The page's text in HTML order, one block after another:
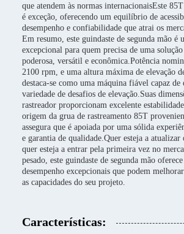
que atendem às normas internacionaisEste
é exceção, oferecendo um equilíbrio de
desempenho e confiabilidade que atrai os
Em resumo, este guindaste de segunda mão é
excepcional para quem precisa de uma
poderosa, versátil e econômica.Potência
2100 rpm, e uma altura máxima de elevação
destaca-se como uma máquina fiável capaz de
variedade de desafios de elevação.Suas
rastreador proporcionam excelente
origem da grua de rastreamento 85T
assegura que é apoiada por uma sólida
e garantia de qualidade.Quer esteja a atualizar
quer esteja a entrar pela primeira vez no
pesado, este guindaste de segunda mão
desempenho excepcionais que podem
as capacidades do seu projeto.
Características: